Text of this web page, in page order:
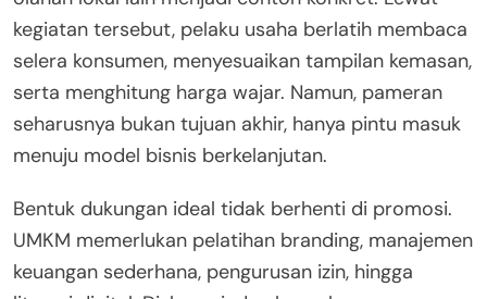
kegiatan tersebut, pelaku usaha berlatih membaca
selera konsumen, menyesuaikan tampilan kemasan,
serta menghitung harga wajar. Namun, pameran
seharusnya bukan tujuan akhir, hanya pintu masuk
menuju model bisnis berkelanjutan.
Bentuk dukungan ideal tidak berhenti di promosi.
UMKM memerlukan pelatihan branding, manajemen
keuangan sederhana, pengurusan izin, hingga